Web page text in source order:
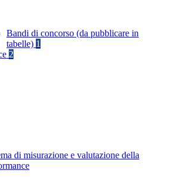
Bandi di concorso (da pubblicare in
tabelle) 1
2
di misurazione e valutazione della